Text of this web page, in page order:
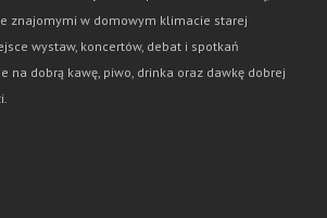
znajomymi w domowym klimacie starej
wystaw, koncertów, debat i spotkań
na dobrą kawę, piwo, drinka oraz dawkę dobrej